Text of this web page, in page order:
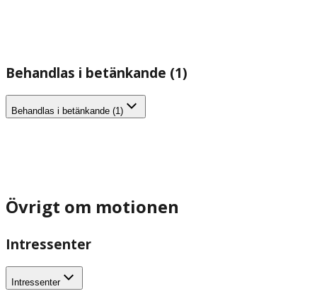
Behandlas i betänkande (1)
Behandlas i betänkande (1)
Övrigt om motionen
Intressenter
Intressenter